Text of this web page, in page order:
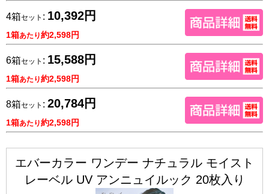
4箱セット : 10,392円
1箱あたり約2,598円
6箱セット : 15,588円
1箱あたり約2,598円
8箱セット : 20,784円
1箱あたり約2,598円
エバーカラー ワンデー ナチュラル モイスト
レーベル UV アンニュイルック 20枚入り